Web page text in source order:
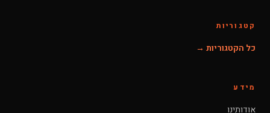
קטגוריות
כל הקטגוריות →
מידע
אודותינו